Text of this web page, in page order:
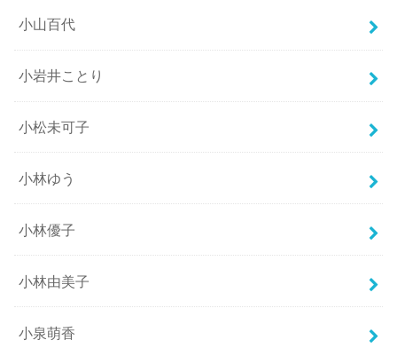
小山百代
小岩井ことり
小松未可子
小林ゆう
小林優子
小林由美子
小泉萌香